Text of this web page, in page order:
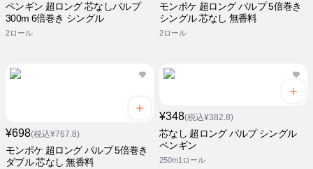
ペンギン 超ロング 芯なしパルプ
300m 6倍巻き シングル
2ロール
モンポケ 超ロング パルプ 5倍巻き
シングル 芯なし 無香料
2ロール
¥698(税込¥767.8)
モンポケ 超ロング パルプ 5倍巻き
ダブル 芯なし 無香料
¥348(税込¥382.8)
芯なし 超ロング パルプ シングル
ペンギン
250m1ロール